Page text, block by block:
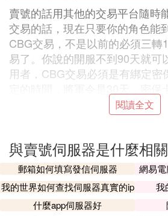
賣號的話用其他的交易平台隨時
交易的話，現在只要你的角色能
CBG交易，不是以前的必須三轉
易了。你說的開服不到90天就可
用者，CBG交易必須是有綁定密
卡的用戶不到90天使不能夠交易
6. 交易貓賣游戲賬號的流程
交易貓賣游戲賬號的流程如下：
1、手機或者電腦訪問：交易貓-
P，目前蘋果手機不支持下載
閱讀全文
與賣號伺服器是什麼相
郵箱如何填寫發信伺服器
網易
我的世界如何查找伺服器真實的ip
我
什麼app伺服器好